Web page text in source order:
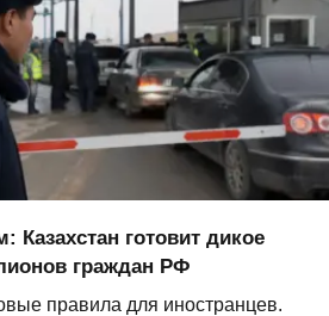
Казахстан готовит дикое
граждан РФ
правила для иностранцев.